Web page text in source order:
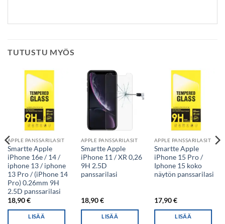
TUTUSTU MYÖS
APPLE PANSSARILASIT
Smartte Apple
iPhone 16e / 14 /
iphone 13 / iphone
13 Pro / (iPhone 14
Pro) 0.26mm 9H
2.5D panssarilasi
18,90€
LISÄÄ
APPLE PANSSARILASIT
Smartte Apple
iPhone 11 / XR 0,26
9H 2.5D
panssarilasi
18,90€
LISÄÄ
APPLE PANSSARILASIT
Smartte Apple
iPhone 15 Pro /
Iphone 15 koko
näytön panssarilasi
17,90€
LISÄÄ